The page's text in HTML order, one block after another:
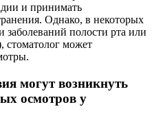
и принимать
Однако, в некоторых
полости рта или
может
могут возникнуть
осмотров у